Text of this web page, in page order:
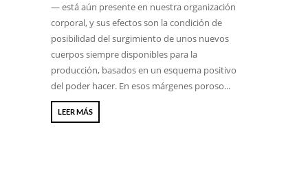
— está aún presente en nuestra organización
corporal, y sus efectos son la condición de
posibilidad del surgimiento de unos nuevos
cuerpos siempre disponibles para la
producción, basados en un esquema positivo
del poder hacer. En esos márgenes poroso...
LEER MÁS